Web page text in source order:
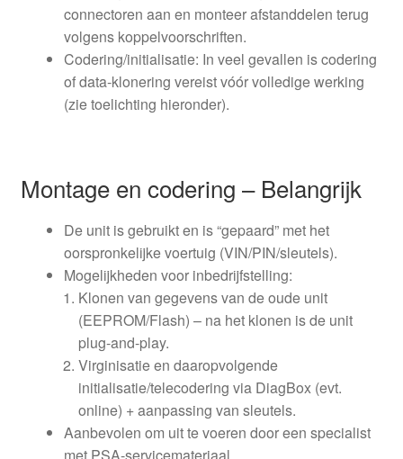
connectoren aan en monteer afstanddelen terug
volgens koppelvoorschriften.
Codering/initialisatie: In veel gevallen is codering
of data-klonering vereist vóór volledige werking
(zie toelichting hieronder).
Montage en codering – Belangrijk
De unit is gebruikt en is “gepaard” met het
oorspronkelijke voertuig (VIN/PIN/sleutels).
Mogelijkheden voor inbedrijfstelling:
Klonen van gegevens van de oude unit
(EEPROM/Flash) – na het klonen is de unit
plug-and-play.
Virginisatie en daaropvolgende
initialisatie/telecodering via DiagBox (evt.
online) + aanpassing van sleutels.
Aanbevolen om uit te voeren door een specialist
met PSA-servicemateriaal